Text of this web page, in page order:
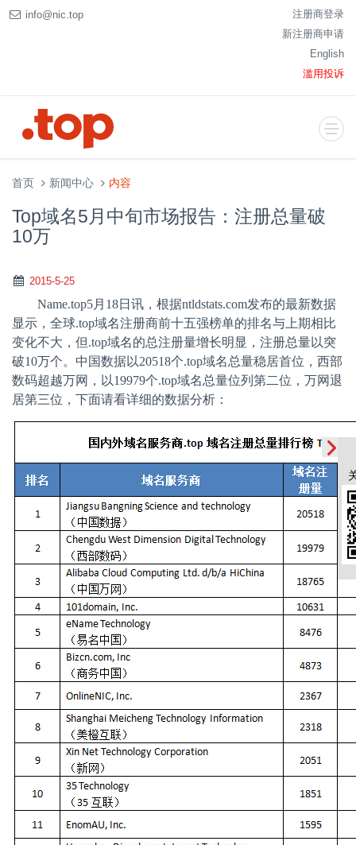
info@nic.top
注册商登录
新注册商申请
English
滥用投诉
首页 新闻中心 内容
Top域名5月中旬市场报告：注册总量破
10万
2015-5-25
Name.top5月 18日讯，根据ntldstats.com发布的最新数据
显示，全球.top域名注册商前十五强榜单的排名与上期相比
变化不大，但.top域名的总注册量增长明显，注册总量以突
破10万个。中国数据以20518个.top域名总量稳居首位，西部
数码超越万网，以19979个.top域名总量位列第二位，万网退
居第三位，下面请看详细的数据分析：